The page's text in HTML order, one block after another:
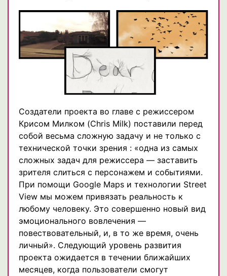
Создатели проекта во главе с режиссером
Крисом Милком (Chris Milk) поставили перед
собой весьма сложную задачу и не только с
технической точки зрения : «одна из самых
сложных задач для режиссера — заставить
зрителя слиться с персонажем и событиями.
При помощи Google Maps и технологии Street
View мы можем привязать реальность к
любому человеку. Это совершенно новый вид
эмоционального вовлечения —
повествовательный, и, в то же время, очень
личный». Следующий уровень развития
проекта ожидается в течении ближайших
месяцев, когда пользователи смогут